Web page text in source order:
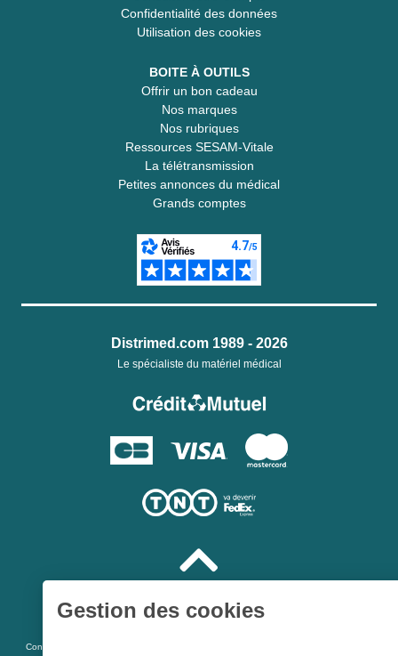
Confidentialité des données
Utilisation des cookies
BOITE À OUTILS
Offrir un bon cadeau
Nos marques
Nos rubriques
Ressources SESAM-Vitale
La télétransmission
Petites annonces du médical
Grands comptes
Distrimed.com 1989 - 2026
Le spécialiste du matériel médical
Une société duGroupe Hygie31
Conformément aux articles
Gestion des cookies